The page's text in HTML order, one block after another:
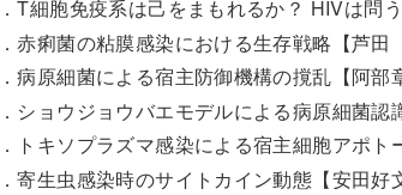
T細胞免疫系は己をまもれるか？ HIVは問
赤痢菌の粘膜感染における生存戦略【芦田
病原細菌による宿主防御機構の撹乱【阿部
ショウジョウバエモデルによる病原細菌認
トキソプラズマ感染による宿主細胞アポト
寄生虫感染時のサイトカイン動態【安田好